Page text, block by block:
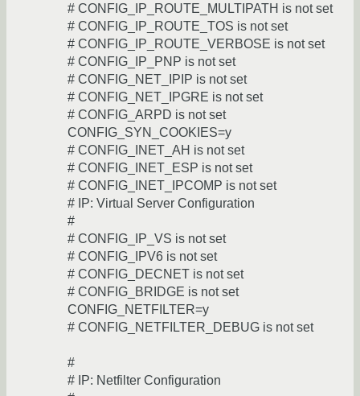
# CONFIG_IP_ROUTE_MULTIPATH is not set
# CONFIG_IP_ROUTE_TOS is not set
# CONFIG_IP_ROUTE_VERBOSE is not set
# CONFIG_IP_PNP is not set
# CONFIG_NET_IPIP is not set
# CONFIG_NET_IPGRE is not set
# CONFIG_ARPD is not set
CONFIG_SYN_COOKIES=y
# CONFIG_INET_AH is not set
# CONFIG_INET_ESP is not set
# CONFIG_INET_IPCOMP is not set
# IP: Virtual Server Configuration
#
# CONFIG_IP_VS is not set
# CONFIG_IPV6 is not set
# CONFIG_DECNET is not set
# CONFIG_BRIDGE is not set
CONFIG_NETFILTER=y
# CONFIG_NETFILTER_DEBUG is not set
#
# IP: Netfilter Configuration